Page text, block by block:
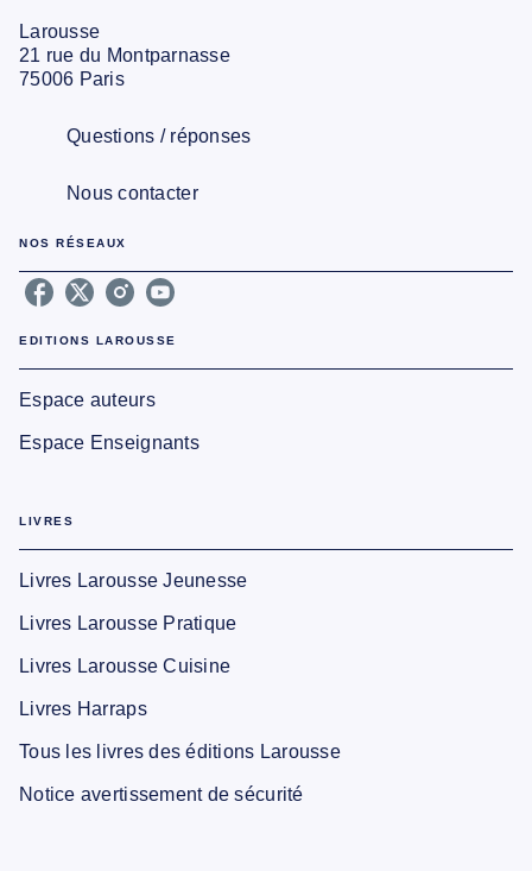
Larousse
21 rue du Montparnasse
75006 Paris
Questions / réponses
Nous contacter
NOS RÉSEAUX
EDITIONS LAROUSSE
Espace auteurs
Espace Enseignants
LIVRES
Livres Larousse Jeunesse
Livres Larousse Pratique
Livres Larousse Cuisine
Livres Harraps
Tous les livres des éditions Larousse
Notice avertissement de sécurité